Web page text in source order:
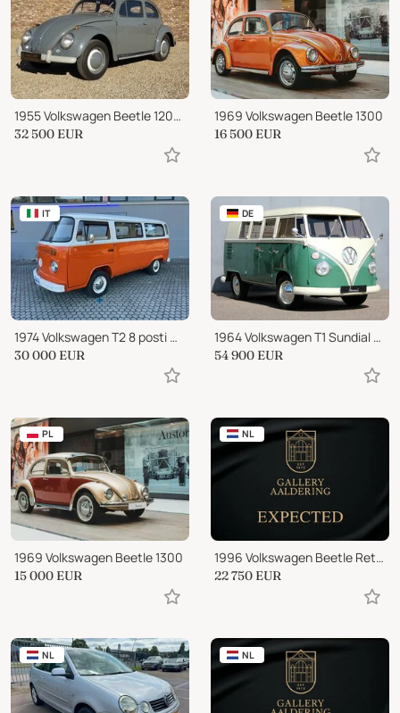
1955 Volkswagen Beetle 1200 Oval Window
32 500 EUR
1969 Volkswagen Beetle 1300
16 500 EUR
IT
1974 Volkswagen T2 8 posti walkthrough
30 000 EUR
DE
1964 Volkswagen T1 Sundial Camper
54 900 EUR
PL
1969 Volkswagen Beetle 1300
15 000 EUR
NL
1996 Volkswagen Beetle Retro Electric by E-Cap
22 750 EUR
NL NL